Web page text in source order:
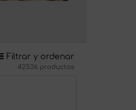
Filtrar y ordenar
42536 productos